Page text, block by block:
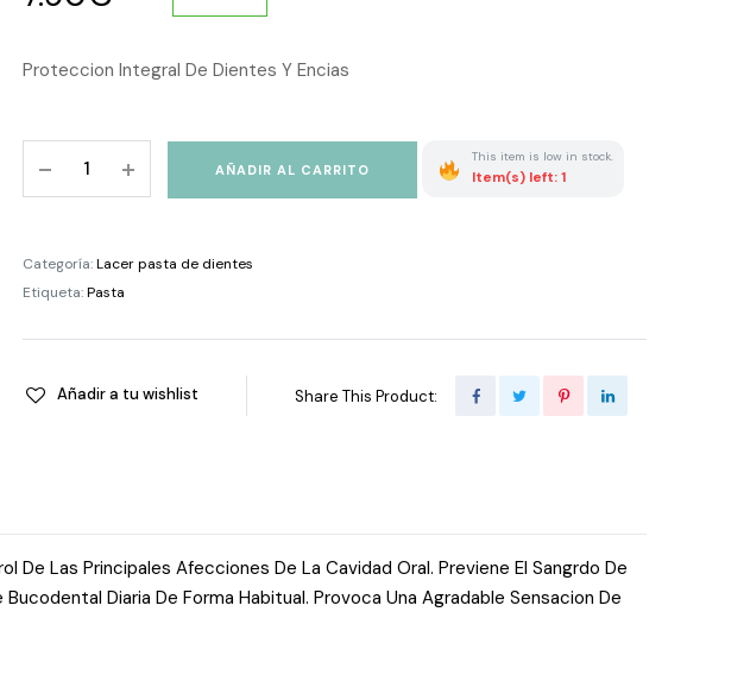
Proteccion Integral De Dientes Y Encias
Oros
125
Ml
AÑADIR AL CARRITO
This item is low in stock.
Item(s) left: 1
Categoría:Lacer pasta de dientes
Etiqueta:Pasta
Añadir a tu wishlist Share This Product:
De Las Principales Afecciones De La Cavidad Oral. Previene El Sangrdo De
Diaria De Forma Habitual. Provoca Una Agradable Sensacion De